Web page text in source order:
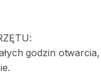
godzin otwarcia​,​